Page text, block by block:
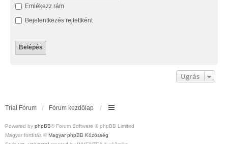
Emlékezz rám
Bejelentkezés rejtettként
Ugrás
Trial Fórum Fórum kezdőlap
Powered by phpBB® Forum Software © phpBB Limited
Magyar fordítás © Magyar phpBB Közösség